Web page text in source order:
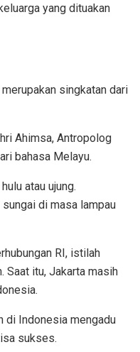
yang dituakan
singkatan dari
Ahimsa, Antropolog
bahasa Melayu.
atau ujung.
di masa lampau
RI, istilah
Saat itu, Jakarta masih
di Indonesia mengadu
sukses.